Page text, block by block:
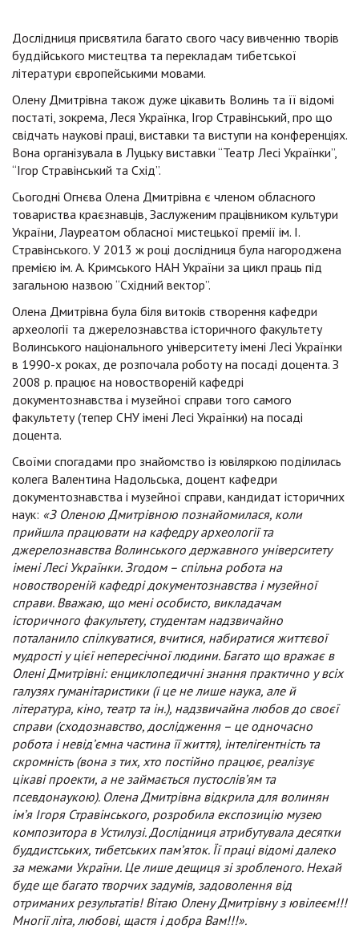
Дослідниця присвятила багато свого часу вивченню творів
буддійського мистецтва та перекладам тибетської
літератури європейськими мовами.
Олену Дмитрівна також дуже цікавить Волинь та її відомі
постаті, зокрема, Леся Українка, Ігор Стравінський, про що
свідчать наукові праці, виставки та виступи на конференціях.
Вона організувала в Луцьку виставки “Театр Лесі Українки”,
“Ігор Стравінський та Схід”.
Сьогодні Огнєва Олена Дмитрівна є членом обласного
товариства краєзнавців, Заслуженим працівником культури
України, Лауреатом обласної мистецької премії ім. І.
Стравінського. У 2013 ж році дослідниця була нагороджена
премією ім. А. Кримського НАН України за цикл праць під
загальною назвою “Східний вектор”.
Олена Дмитрівна була біля витоків створення кафедри
археології та джерелознавства історичного факультету
Волинського національного університету імені Лесі Українки
в 1990-х роках, де розпочала роботу на посаді доцента. З
2008 р. працює на новоствореній кафедрі
документознавства і музейної справи того самого
факультету (тепер СНУ імені Лесі Українки) на посаді
доцента.
Своїми спогадами про знайомство із ювіляркою поділилась
колега Валентина Надольська, доцент кафедри
документознавства і музейної справи, кандидат історичних
наук: «З Оленою Дмитрівною познайомилася, коли
прийшла працювати на кафедру археології та
джерелознавства Волинського державного університету
імені Лесі Українки. Згодом – спільна робота на
новоствореній кафедрі документознавства і музейної
справи. Вважаю, що мені особисто, викладачам
історичного факультету, студентам надзвичайно
поталанило спілкуватися, вчитися, набиратися життєвої
мудрості у цієї непересічної людини. Багато що вражає в
Олені Дмитрівні: енциклопедичні знання практично у всіх
галузях гуманітаристики (і це не лише наука, але й
література, кіно, театр та ін.), надзвичайна любов до своєї
справи (сходознавство, дослідження – це одночасно
робота і невід’ємна частина її життя), інтелігентність та
скромність (вона з тих, хто постійно працює, реалізує
цікаві проекти, а не займається пустослів’ям та
псевдонаукою). Олена Дмитрівна відкрила для волинян
ім’я Ігоря Стравінського, розробила експозицію музею
композитора в Устилузі. Дослідниця атрибутувала десятки
буддистських, тибетських пам’яток. Її праці відомі далеко
за межами України. Це лише дещиця зі зробленого. Нехай
буде ще багато творчих задумів, задоволення від
отриманих результатів! Вітаю Олену Дмитрівну з ювілеєм!!!
Многії літа, любові, щастя і добра Вам!!!».